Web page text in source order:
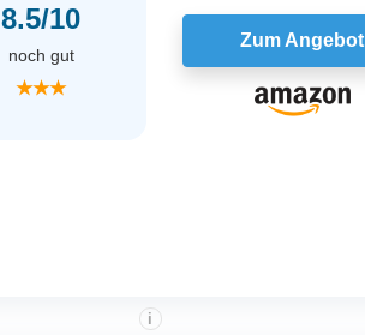
8.5/10
noch gut
★★★
Zum Angebot
i